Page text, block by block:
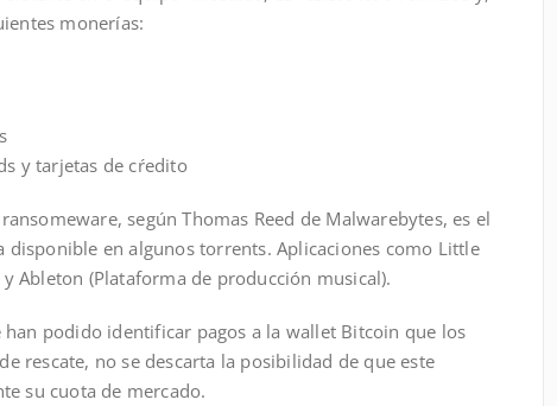
monerías:
y tarjetas de cŕedito
según Thomas Reed de Malwarebytes, es el
disponible en algunos torrents. Aplicaciones como Little
Ableton (Plataforma de producción musical).
podido identificar pagos a la wallet Bitcoin que los
rescate, no se descarta la posibilidad de que este
su cuota de mercado.